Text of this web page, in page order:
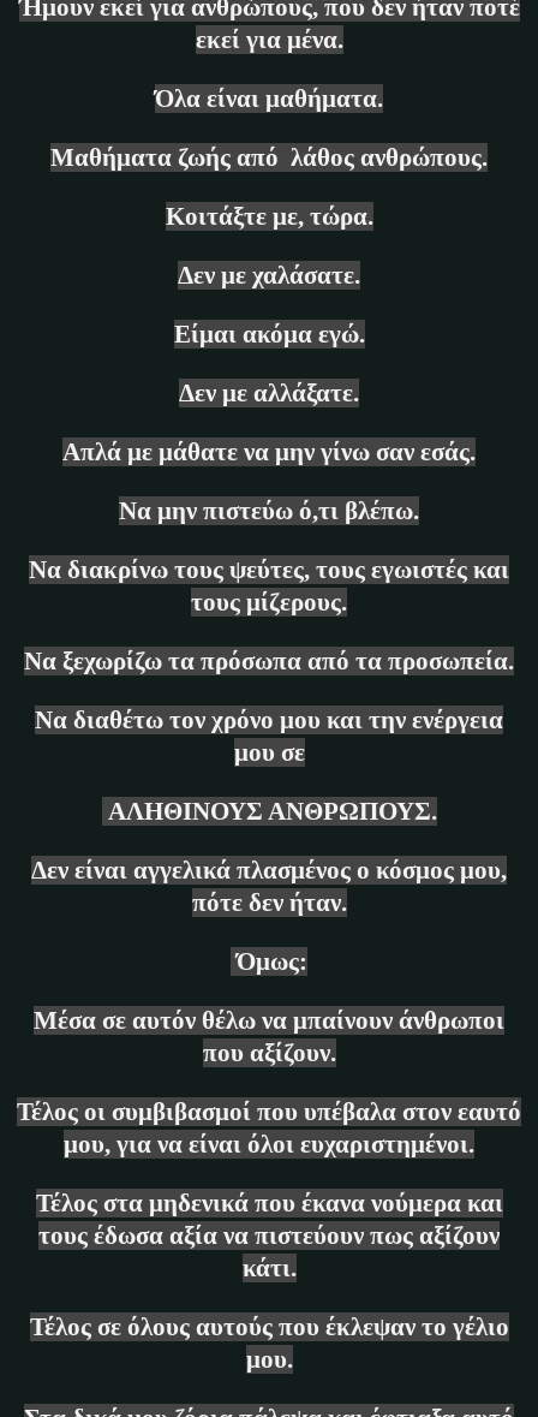
Ήμουν εκεί για ανθρώπους, που δεν ήταν ποτέ
εκεί για μένα.
Όλα είναι μαθήματα.
Μαθήματα ζωής από λάθος ανθρώπους.
Κοιτάξτε με, τώρα.
Δεν με χαλάσατε.
Είμαι ακόμα εγώ.
Δεν με αλλάξατε.
Απλά με μάθατε να μην γίνω σαν εσάς.
Να μην πιστεύω ό,τι βλέπω.
Να διακρίνω τους ψεύτες, τους εγωιστές και
τους μίζερους.
Να ξεχωρίζω τα πρόσωπα από τα προσωπεία.
Να διαθέτω τον χρόνο μου και την ενέργεια
μου σε
ΑΛΗΘΙΝΟΥΣ ΑΝΘΡΩΠΟΥΣ.
Δεν είναι αγγελικά πλασμένος ο κόσμος μου,
πότε δεν ήταν.
Όμως:
Μέσα σε αυτόν θέλω να μπαίνουν άνθρωποι
που αξίζουν.
Τέλος οι συμβιβασμοί που υπέβαλα στον εαυτό
μου, για να είναι όλοι ευχαριστημένοι.
Τέλος στα μηδενικά που έκανα νούμερα και
τους έδωσα αξία να πιστεύουν πως αξίζουν
κάτι.
Τέλος σε όλους αυτούς που έκλεψαν το γέλιο
μου.